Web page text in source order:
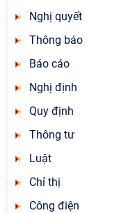
Nghị quyết
Thông báo
Báo cáo
Nghị định
Quy định
Thông tư
Luật
Chỉ thị
Công điện